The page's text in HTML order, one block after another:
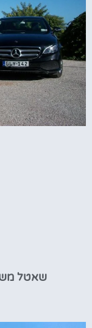
שאטל